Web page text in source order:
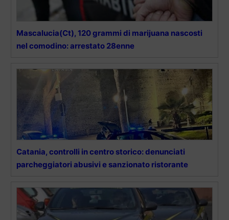
Mascalucia(Ct), 120 grammi di marijuana nascosti
nel comodino: arrestato 28enne
Catania, controlli in centro storico: denunciati
parcheggiatori abusivi e sanzionato ristorante